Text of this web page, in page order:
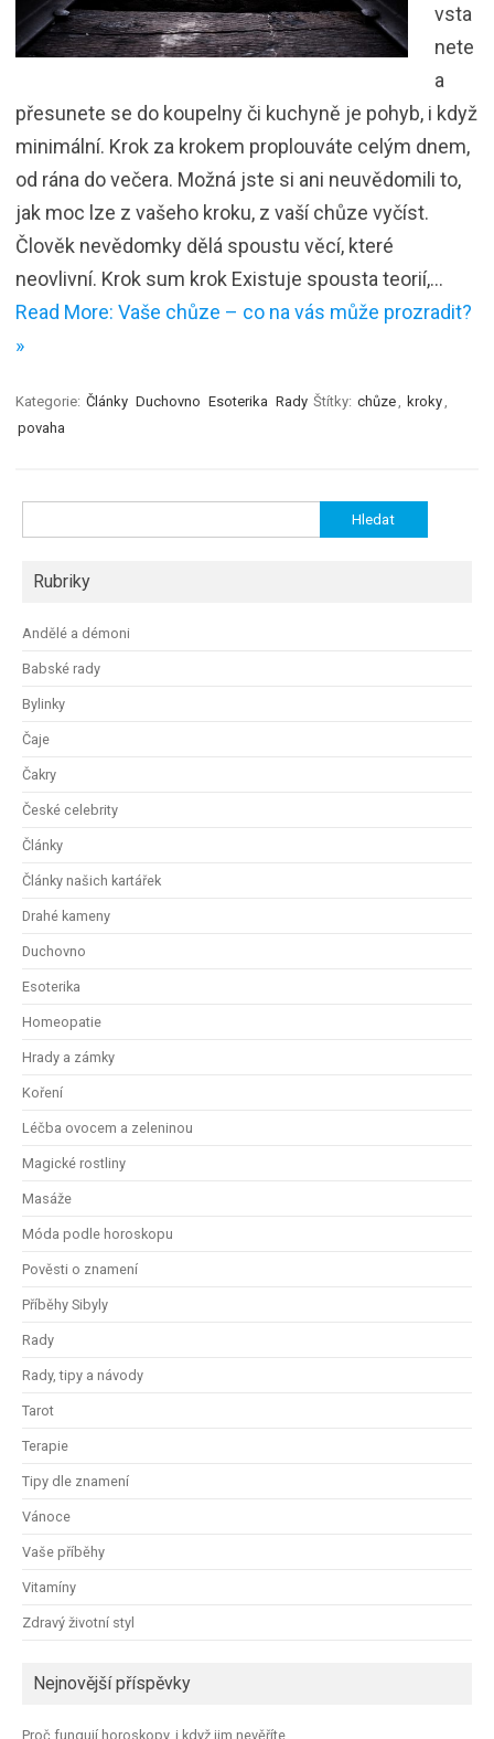
vsta
nete
a
přesunete se do koupelny či kuchyně je pohyb, i když
minimální. Krok za krokem proplouváte celým dnem,
od rána do večera. Možná jste si ani neuvědomili to,
jak moc lze z vašeho kroku, z vaší chůze vyčíst.
Člověk nevědomky dělá spoustu věcí, které
neovlivní. Krok sum krok Existuje spousta teorií,…
Read More: Vaše chůze – co na vás může prozradit?
»
Kategorie: Články Duchovno Esoterika Rady Štítky: chůze kroky
povaha
Rubriky
Andělé a démoni
Babské rady
Bylinky
Čaje
Čakry
České celebrity
Články
Články našich kartářek
Drahé kameny
Duchovno
Esoterika
Homeopatie
Hrady a zámky
Koření
Léčba ovocem a zeleninou
Magické rostliny
Masáže
Móda podle horoskopu
Pověsti o znamení
Příběhy Sibyly
Rady
Rady, tipy a návody
Tarot
Terapie
Tipy dle znamení
Vánoce
Vaše příběhy
Vitamíny
Zdravý životní styl
Nejnovější příspěvky
Proč fungují horoskopy, i když jim nevěříte